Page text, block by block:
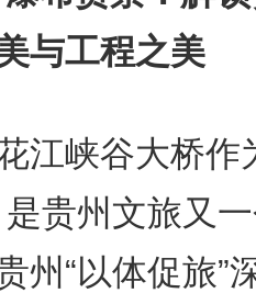
与工程之美
峡谷大桥作
贵州文旅又
州“以体促旅”